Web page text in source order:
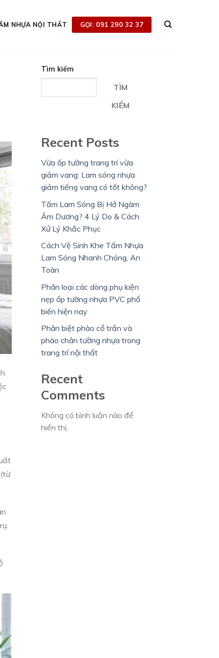
NHỰA NỘI THẤT GỌI: 091 290 32 37
Tìm kiếm
TÌM
KIẾM
Recent Posts
Vừa ốp tường trang trí vừa
giảm vang: Lam sóng nhựa
giảm tiếng vang có tốt không?
Tấm Lam Sóng Bị Hở Ngàm
Âm Dương? 4 Lý Do & Cách
Xử Lý Khắc Phục
Cách Vệ Sinh Khe Tấm Nhựa
Lam Sóng Nhanh Chóng, An
Toàn
Phân loại các dòng phụ kiện
nẹp ốp tường nhựa PVC phổ
biến hiện nay
Phân biệt phào cổ trần và
phào chân tường nhựa trong
trang trí nội thất
Recent
Comments
Không có bình luận nào để
hiển thị.